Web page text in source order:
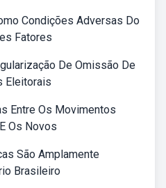
Condições Adversas Do
Fatores
De Omissão De
Eleitorais
Entre Os Movimentos
Os Novos
São Amplamente
Brasileiro